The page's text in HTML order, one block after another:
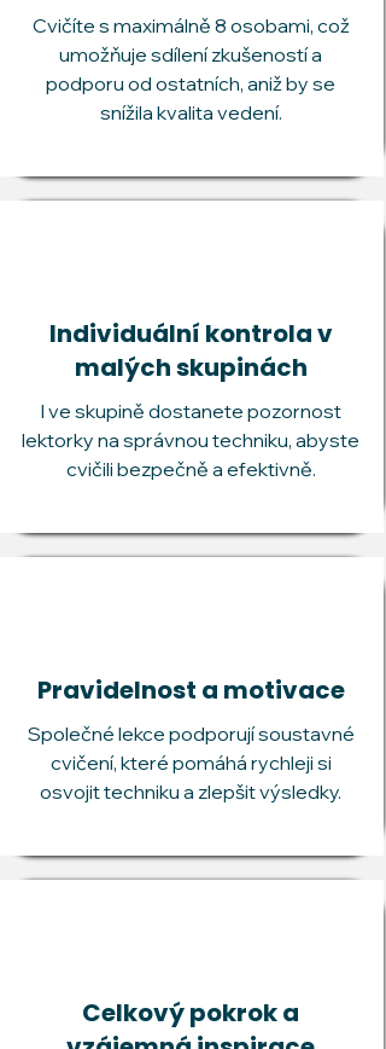
Cvičíte s maximálně 8 osobami, což
umožňuje sdílení zkušeností a
podporu od ostatních, aniž by se
snížila kvalita vedení.
Individuální kontrola v
malých skupinách
I ve skupině dostanete pozornost
lektorky na správnou techniku, abyste
cvičili bezpečně a efektivně.
Pravidelnost a motivace
Společné lekce podporují soustavné
cvičení, které pomáhá rychleji si
osvojit techniku a zlepšit výsledky.
Celkový pokrok a